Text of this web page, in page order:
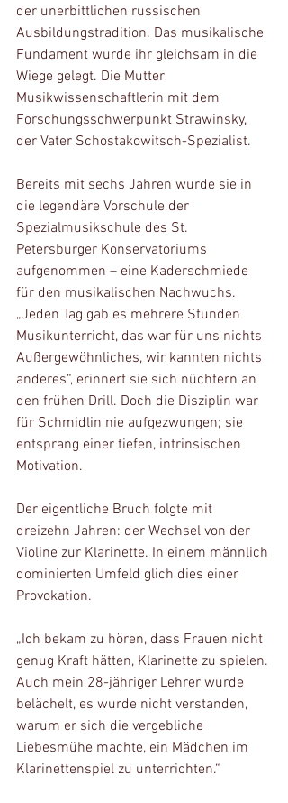
der unerbittlichen russischen
Ausbildungstradition. Das musikalische
Fundament wurde ihr gleichsam in die
Wiege gelegt. Die Mutter
Musikwissenschaftlerin mit dem
Forschungsschwerpunkt Strawinsky,
der Vater Schostakowitsch-Spezialist.
Bereits mit sechs Jahren wurde sie in
die legendäre Vorschule der
Spezialmusikschule des St.
Petersburger Konservatoriums
aufgenommen – eine Kaderschmiede
für den musikalischen Nachwuchs.
„Jeden Tag gab es mehrere Stunden
Musikunterricht, das war für uns nichts
Außergewöhnliches, wir kannten nichts
anderes“, erinnert sie sich nüchtern an
den frühen Drill. Doch die Disziplin war
für Schmidlin nie aufgezwungen; sie
entsprang einer tiefen, intrinsischen
Motivation.
Der eigentliche Bruch folgte mit
dreizehn Jahren: der Wechsel von der
Violine zur Klarinette. In einem männlich
dominierten Umfeld glich dies einer
Provokation.
„Ich bekam zu hören, dass Frauen nicht
genug Kraft hätten, Klarinette zu spielen.
Auch mein 28-jähriger Lehrer wurde
belächelt, es wurde nicht verstanden,
warum er sich die vergebliche
Liebesmühe machte, ein Mädchen im
Klarinettenspiel zu unterrichten.“